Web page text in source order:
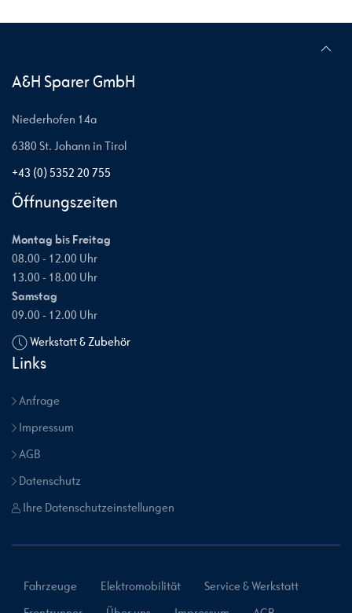
A&H Sparer GmbH
Niederhofen 14a
6380 St. Johann in Tirol
+43 (0) 5352 20 755
Öffnungszeiten
Montag bis Freitag
08.00 - 12.00 Uhr
13.00 - 18.00 Uhr
Samstag
09.00 - 12.00 Uhr
Werkstatt & Zubehör
Links
Anfrage
Impressum
AGB
Datenschutz
Ihre Datenschutzeinstellungen
Fahrzeuge Elektromobilität
Service & Werkstatt